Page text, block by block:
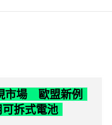
市場 歐盟新例
拆式電池